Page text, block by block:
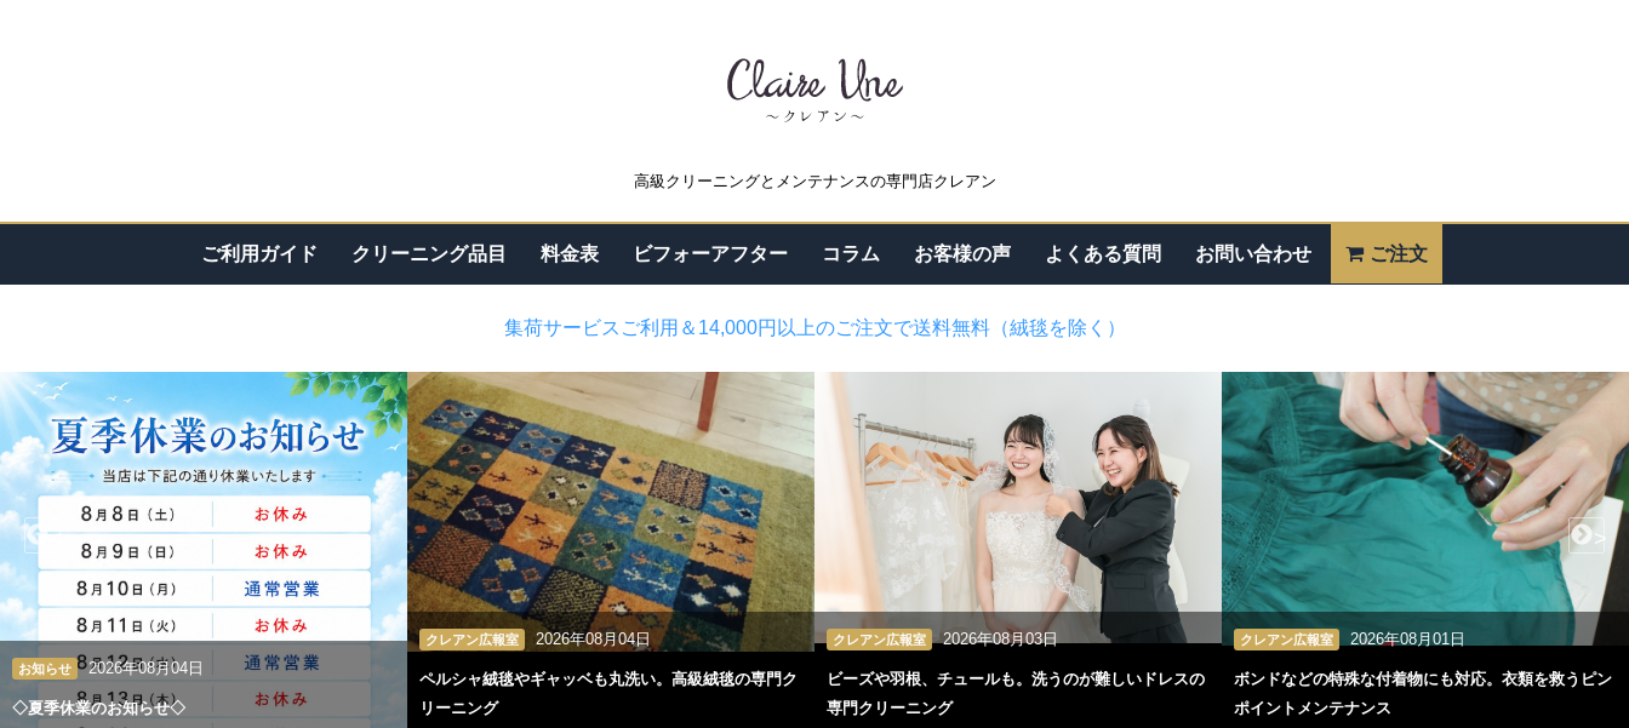
高級クリーニングとメンテナンスの専門店クレアン
ご利用ガイド クリーニング品目 料金表 ビフォーアフター コラム お客様の声 よくある質問 お問い合わせ ご注文
集荷サービスご利用＆14,000円以上のご注文で送料無料（絨毯を除く）
お知らせ 2026年08月04日
◇夏季休業のお知らせ◇
クレアン広報室 2026年08月04日
ペルシャ絨毯やギャッベも丸洗い。高級絨毯の専門ク
リーニング
クレアン広報室 2026年08月03日
ビーズや羽根、チュールも。洗うのが難しいドレスの
専門クリーニング
クレアン広報室 2026年08月01日
ボンドなどの特殊な付着物にも対応。衣類を救うピン
ポイントメンテナンス
< >